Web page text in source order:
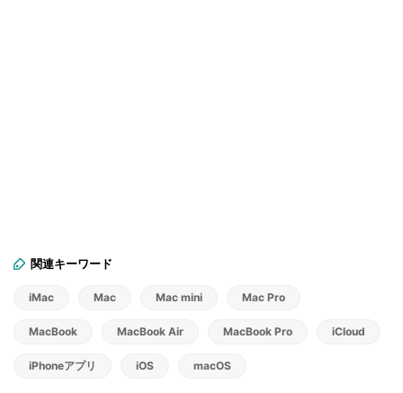
関連キーワード
iMac Mac Mac mini Mac Pro
MacBook MacBook Air MacBook Pro iCloud
iPhoneアプリ iOS macOS